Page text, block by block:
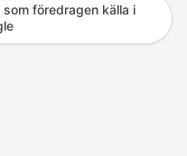
som föredragen källa i